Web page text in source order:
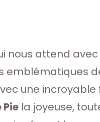
nous attend
emblématiques
une incroyable
Pie la joyeuse,